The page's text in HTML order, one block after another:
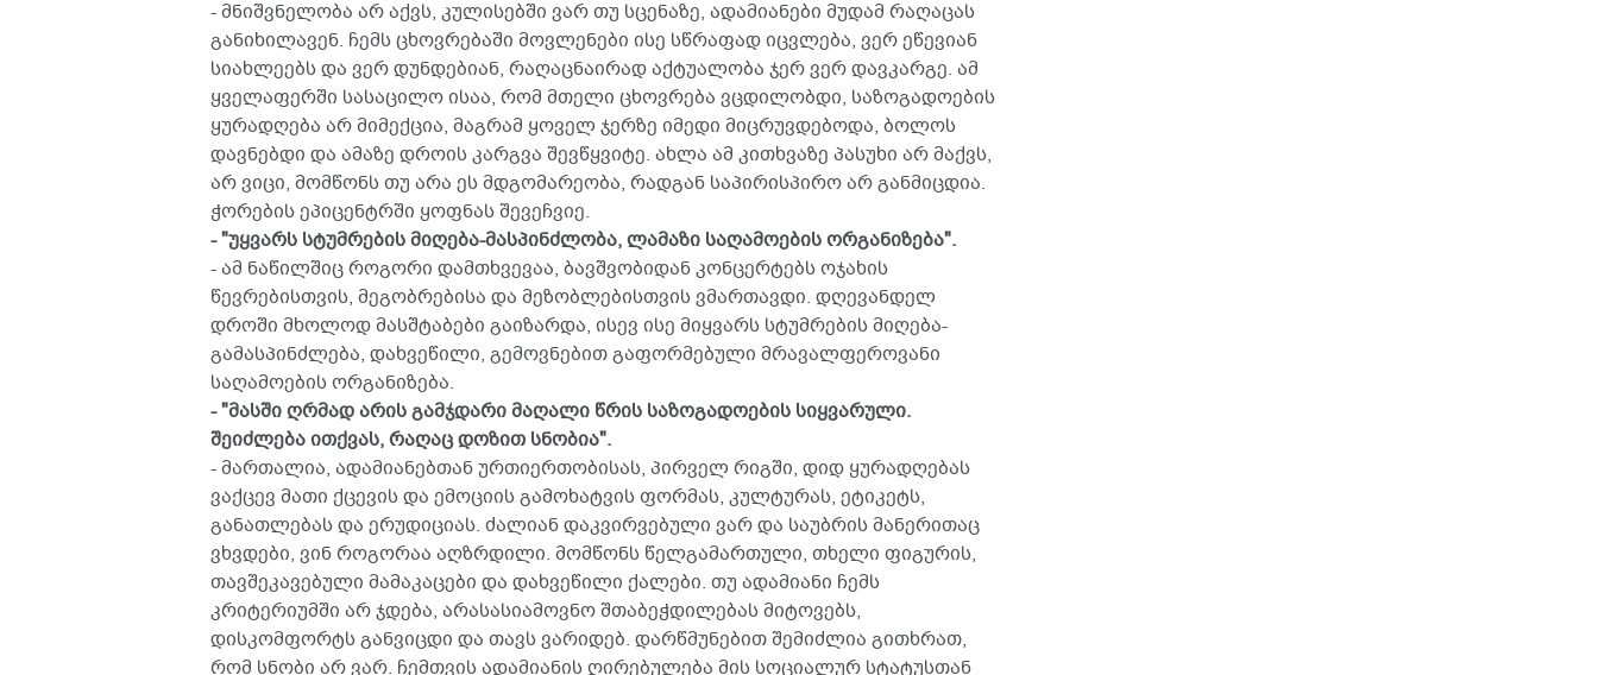
- მნიშვნელობა არ აქვს, კულისებში ვარ თუ სცენაზე, ადამიანები მუდამ რაღაცას
განიხილავენ. ჩემს ცხოვრებაში მოვლენები ისე სწრაფად იცვლება, ვერ ეწევიან
სიახლეებს და ვერ დუნდებიან, რაღაცნაირად აქტუალობა ჯერ ვერ დავკარგე. ამ
ყველაფერში სასაცილო ისაა, რომ მთელი ცხოვრება ვცდილობდი, საზოგადოების
ყურადღება არ მიმექცია, მაგრამ ყოველ ჯერზე იმედი მიცრუვდებოდა, ბოლოს
დავნებდი და ამაზე დროის კარგვა შევწყვიტე. ახლა ამ კითხვაზე პასუხი არ მაქვს,
არ ვიცი, მომწონს თუ არა ეს მდგომარეობა, რადგან საპირისპირო არ განმიცდია.
ჭორების ეპიცენტრში ყოფნას შევეჩვიე.
- "უყვარს სტუმრების მიღება-მასპინძლობა, ლამაზი საღამოების ორგანიზება".
- ამ ნაწილშიც როგორი დამთხვევაა, ბავშვობიდან კონცერტებს ოჯახის
წევრებისთვის, მეგობრებისა და მეზობლებისთვის ვმართავდი. დღევანდელ
დროში მხოლოდ მასშტაბები გაიზარდა, ისევ ისე მიყვარს სტუმრების მიღება-
გამასპინძლება, დახვეწილი, გემოვნებით გაფორმებული მრავალფეროვანი
საღამოების ორგანიზება.
- "მასში ღრმად არის გამჯდარი მაღალი წრის საზოგადოების სიყვარული.
შეიძლება ითქვას, რაღაც დოზით სნობია".
- მართალია, ადამიანებთან ურთიერთობისას, პირველ რიგში, დიდ ყურადღებას
ვაქცევ მათი ქცევის და ემოციის გამოხატვის ფორმას, კულტურას, ეტიკეტს,
განათლებას და ერუდიციას. ძალიან დაკვირვებული ვარ და საუბრის მანერითაც
ვხვდები, ვინ როგორაა აღზრდილი. მომწონს წელგამართული, თხელი ფიგურის,
თავშეკავებული მამაკაცები და დახვეწილი ქალები. თუ ადამიანი ჩემს
კრიტერიუმში არ ჯდება, არასასიამოვნო შთაბეჭდილებას მიტოვებს,
დისკომფორტს განვიცდი და თავს ვარიდებ. დარწმუნებით შემიძლია გითხრათ,
რომ სნობი არ ვარ. ჩემთვის ადამიანის ღირებულება მის სოციალურ სტატუსთან